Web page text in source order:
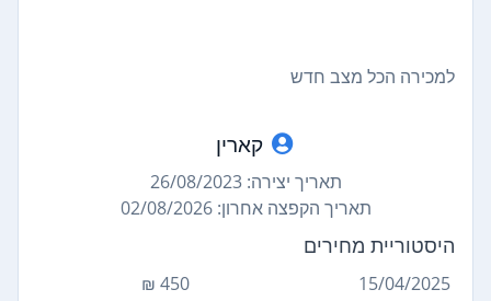
למכירה הכל מצב חדש
קארין
תאריך יצירה: 26/08/2023
תאריך הקפצה אחרון: 02/08/2026
היסטוריית מחירים
15/04/2025
450 ₪